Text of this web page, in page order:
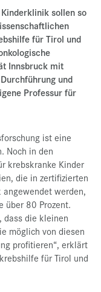
sollen so
für Tirol und
Innsbruck mit
und
Professur für
ist eine
Noch in den
krebskranke Kinder
die in zertifizierten
werden,
über 80 Prozent.
dass die kleinen
möglich von diesen
profitieren“, erklärt
für Tirol und